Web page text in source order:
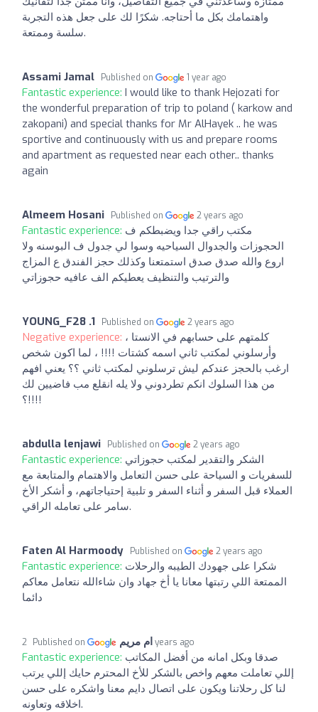
واهتمامك بكل ما أحتاجه. شكرًا لك على جعل هذه التجربة
سلسة وممتعة.
Assami Jamal Published on 1 year ago
Fantastic experience: I would like to thank Hejozati for
the wonderful preparation of trip to poland ( karkow and
zakopani) and special thanks for Mr AlHayek .. he was
sportive and continuously with us and prepare rooms
and apartment as requested near each other.. thanks
again
Almeem Hosani Published on 2 years ago
Fantastic experience: مكتب راقي جدا ويضبطكم ف
الحجوزات والجدوال السياحيه وسوا لي جدول ف البوسنه ولا
اروع والله صدق صدق استمتعنا وكذلك حجز الفندق ع المزاج
والترتيب والتنظيف يعطيكم الف عافيه حجوزاتي
YOUNG_F28 .1 Published on 2 years ago
Negative experience: كلمتهم على حسابهم في الانستا ،
وأرسلوني لمكتب ثاني اسمه كشتات !!!! ، لما اكون شخص
ارغب بالحجز عندكم ليش ترسلوني لمكتب ثاني ؟؟ يعني افهم
من هذا السلوك انكم تطردوني ولا يله انقلع مب فاضيين لك
؟!!!!
abdulla lenjawi Published on 2 years ago
Fantastic experience: الشكر والتقدير لمكتب حجوزاتي
للسفريات و السياحة على حسن التعامل والاهتمام والمتابعة مع
العملاء قبل السفر و أثناء السفر و تلبية إحتياجاتهم، و أشكر الأخ
سامر على تعامله الراقي.
Faten Al Harmoody Published on 2 years ago
Fantastic experience: شكرا على جهودك الطيبه والرحلات
الممتعة اللي رتبتها معانا يا أخ جهاد وان شاءالله نتعامل معاكم
دائما
ام مريم Published on 2 years ago
Fantastic experience: صدقا وبكل امانه من أفضل المكاتب
إللي تعاملت معهم واخص بالشكر للأخ المحترم حايك إللي يرتب
لنا كل رحلاتنا ويكون على اتصال دايم معنا واشكره على حسن
اخلاقه وتعاونه.